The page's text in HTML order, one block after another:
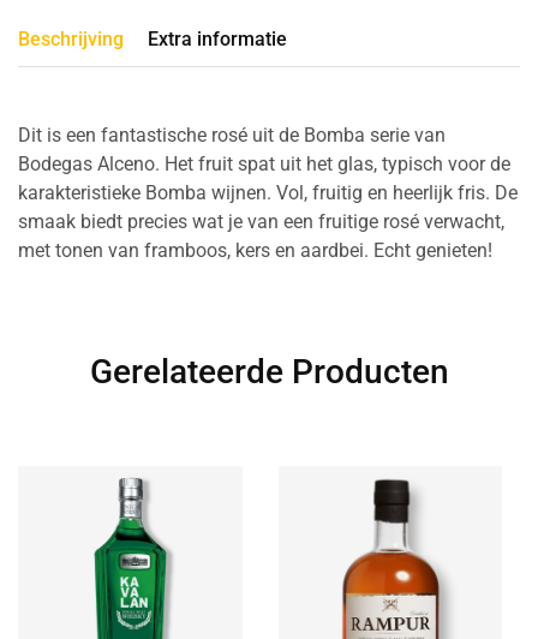
Beschrijving Extra informatie
Dit is een fantastische rosé uit de Bomba serie van
Bodegas Alceno. Het fruit spat uit het glas, typisch voor de
karakteristieke Bomba wijnen. Vol, fruitig en heerlijk fris. De
smaak biedt precies wat je van een fruitige rosé verwacht,
met tonen van framboos, kers en aardbei. Echt genieten!
Gerelateerde Producten